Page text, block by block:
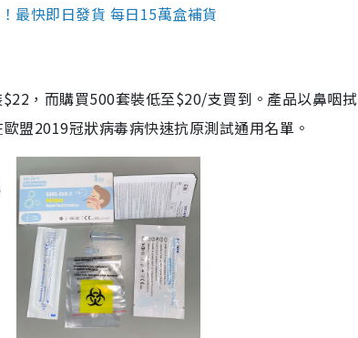
最快即日發貨 每日15萬盒補貨
，而購買500套裝低至$20/支買到。產品以鼻咽
盟2019冠狀病毒病快速抗原測試通用名單。